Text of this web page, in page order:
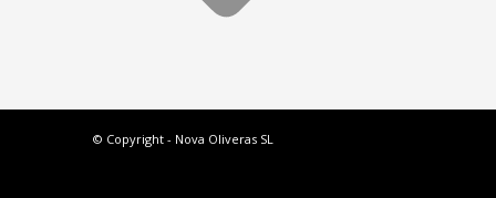
© Copyright - Nova Oliveras SL